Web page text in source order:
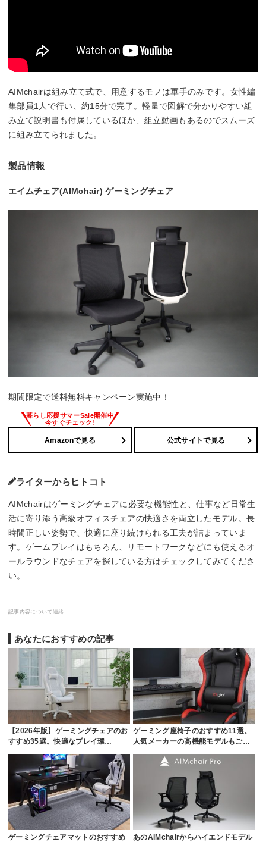
AIMchairは組み立て式で、用意するモノは軍手のみです。女性編
集部員1人で行い、約15分で完了。軽量で図解で分かりやすい組
み立て説明書も付属しているほか、組立動画もあるのでスムーズ
に組み立てられました。
製品情報
エイムチェア(AIMchair) ゲーミングチェア
期間限定で送料無料キャンペーン実施中！
Amazonで見る 公式サイトで見る
ライターからヒトコト
AIMchairはゲーミングチェアに必要な機能性と、仕事など日常生
活に寄り添う高級オフィスチェアの快適さを両立したモデル。長
時間正しい姿勢で、快適に座り続けられる工夫が詰まっていま
す。ゲームプレイはもちろん、リモートワークなどにも使えるオ
ールラウンドなチェアを探している方はチェックしてみてくださ
い。
記事内容について連絡
あなたにおすすめの記事
【2026年版】ゲーミングチェアのお
すすめ35選。快適なプレイ環…
ゲーミング座椅子のおすすめ11選。
人気メーカーの高機能モデルもご…
ゲーミングチェアマットのおすすめ
あのAIMchairからハイエンドモデル